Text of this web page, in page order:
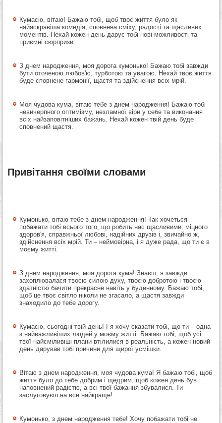
Кумасю, вітаю! Бажаю тобі, щоб твоє життя було як
найяскравіша комедія, сповнена сміху, радості та щасливих
моментів. Нехай кожен день дарує тобі нові можливості та
приємні сюрпризи.
З днем народження, моя дорога кумонько! Бажаю тобі завжди
бути оточеною любов'ю, турботою та увагою. Нехай твоє життя
буде сповнене гармонії, щастя та здійснення всіх мрій.
Моя чудова кума, вітаю тебе з днем народження! Бажаю тобі
невичерпного оптимізму, незламної віри у себе та виконання
всіх найзаповітніших бажань. Нехай кожен твій день буде
сповнений щастя.
Привітання своїми словами
Кумонько, вітаю тебе з днем народження! Так хочеться
побажати тобі всього того, що робить нас щасливими: міцного
здоров'я, справжньої любові, надійних друзів і, звичайно ж,
здійснення всіх мрій. Ти – неймовірна, і я дуже рада, що ти є в
моєму житті.
З днем народження, моя дорога кума! Знаєш, я завжди
захоплювалася твоєю силою духу, твоєю добротою і твоєю
здатністю бачити прекрасне навіть у буденному. Бажаю тобі,
щоб це твоє світло ніколи не згасало, а щастя завжди
знаходило до тебе дорогу.
Кумасю, сьогодні твій день! І я хочу сказати тобі, що ти – одна
з найважливіших людей у моєму житті. Бажаю тобі, щоб усі
твої найсміливіші плани втілилися в реальність, а кожен новий
день дарував тобі причини для щирої усмішки.
Вітаю з днем народження, моя чудова кума! Я бажаю тобі, щоб
життя було до тебе добрим і щедрим, щоб кожен день був
наповнений радістю, а всі твої бажання збувалися. Ти
заслуговуєш на все найкраще!
Кумонько, з днем народження тебе! Хочу побажати тобі не